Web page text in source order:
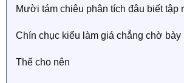
Mười tám chiêu phân tích đâu biết tập
Chín chục kiểu làm giá chẳng chờ bày
Thế cho nên